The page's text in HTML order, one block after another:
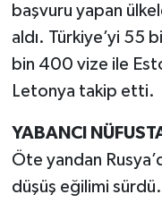
başvuru yapan
aldı. Türkiye’yi 55
bin 400 vize ile
Letonya takip etti.
YABANCI
Öte yandan
düşüş eğilimi